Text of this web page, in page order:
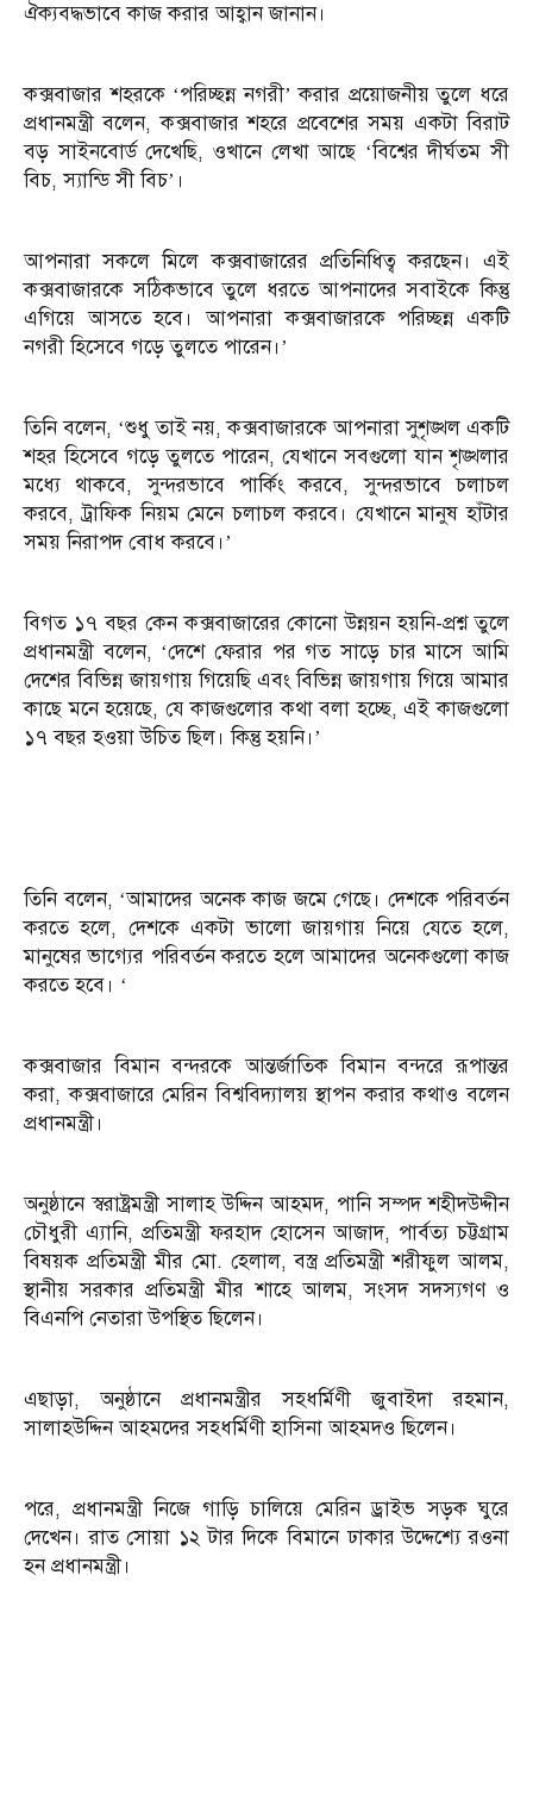
ঐক্যবদ্ধভাবে কাজ করার আহ্বান জানান।
কক্সবাজার শহরকে ‘পরিচ্ছন্ন নগরী’ করার প্রয়োজনীয় তুলে ধরে
প্রধানমন্ত্রী বলেন, কক্সবাজার শহরে প্রবেশের সময় একটা বিরাট
বড় সাইনবোর্ড দেখেছি, ওখানে লেখা আছে ‘বিশ্বের দীর্ঘতম সী
বিচ, স্যান্ডি সী বিচ’।
আপনারা সকলে মিলে কক্সবাজারের প্রতিনিধিত্ব করছেন। এই
কক্সবাজারকে সঠিকভাবে তুলে ধরতে আপনাদের সবাইকে কিন্তু
এগিয়ে আসতে হবে। আপনারা কক্সবাজারকে পরিচ্ছন্ন একটি
নগরী হিসেবে গড়ে তুলতে পারেন।’
তিনি বলেন, ‘শুধু তাই নয়, কক্সবাজারকে আপনারা সুশৃঙ্খল একটি
শহর হিসেবে গড়ে তুলতে পারেন, যেখানে সবগুলো যান শৃঙ্খলার
মধ্যে থাকবে, সুন্দরভাবে পার্কিং করবে, সুন্দরভাবে চলাচল
করবে, ট্রাফিক নিয়ম মেনে চলাচল করবে। যেখানে মানুষ হাঁটার
সময় নিরাপদ বোধ করবে।’
বিগত ১৭ বছর কেন কক্সবাজারের কোনো উন্নয়ন হয়নি-প্রশ্ন তুলে
প্রধানমন্ত্রী বলেন, ‘দেশে ফেরার পর গত সাড়ে চার মাসে আমি
দেশের বিভিন্ন জায়গায় গিয়েছি এবং বিভিন্ন জায়গায় গিয়ে আমার
কাছে মনে হয়েছে, যে কাজগুলোর কথা বলা হচ্ছে, এই কাজগুলো
১৭ বছর হওয়া উচিত ছিল। কিন্তু হয়নি।’
তিনি বলেন, ‘আমাদের অনেক কাজ জমে গেছে। দেশকে পরিবর্তন
করতে হলে, দেশকে একটা ভালো জায়গায় নিয়ে যেতে হলে,
মানুষের ভাগ্যের পরিবর্তন করতে হলে আমাদের অনেকগুলো কাজ
করতে হবে। ‘
কক্সবাজার বিমান বন্দরকে আন্তর্জাতিক বিমান বন্দরে রূপান্তর
করা, কক্সবাজারে মেরিন বিশ্ববিদ্যালয় স্থাপন করার কথাও বলেন
প্রধানমন্ত্রী।
অনুষ্ঠানে স্বরাষ্ট্রমন্ত্রী সালাহ উদ্দিন আহমদ, পানি সম্পদ শহীদউদ্দীন
চৌধুরী এ্যানি, প্রতিমন্ত্রী ফরহাদ হোসেন আজাদ, পার্বত্য চট্টগ্রাম
বিষয়ক প্রতিমন্ত্রী মীর মো. হেলাল, বস্ত্র প্রতিমন্ত্রী শরীফুল আলম,
স্থানীয় সরকার প্রতিমন্ত্রী মীর শাহে আলম, সংসদ সদস্যগণ ও
বিএনপি নেতারা উপস্থিত ছিলেন।
এছাড়া, অনুষ্ঠানে প্রধানমন্ত্রীর সহধর্মিণী জুবাইদা রহমান,
সালাহউদ্দিন আহমদের সহধর্মিণী হাসিনা আহমদও ছিলেন।
পরে, প্রধানমন্ত্রী নিজে গাড়ি চালিয়ে মেরিন ড্রাইভ সড়ক ঘুরে
দেখেন। রাত সোয়া ১২ টার দিকে বিমানে ঢাকার উদ্দেশ্যে রওনা
হন প্রধানমন্ত্রী।